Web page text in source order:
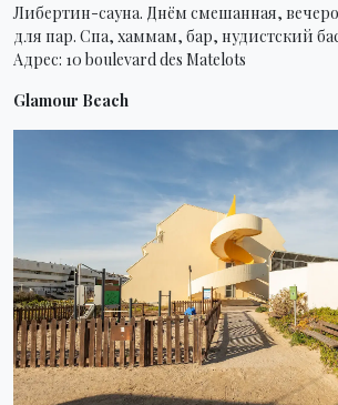
Либертин-сауна. Днём смешанная,
для пар. Спа, хаммам, бар, нудистский
Адрес: 10 boulevard des Matelots
Glamour Beach